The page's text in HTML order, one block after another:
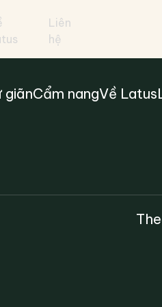
Liên
hệ
giãnCẩm nangVề Latus